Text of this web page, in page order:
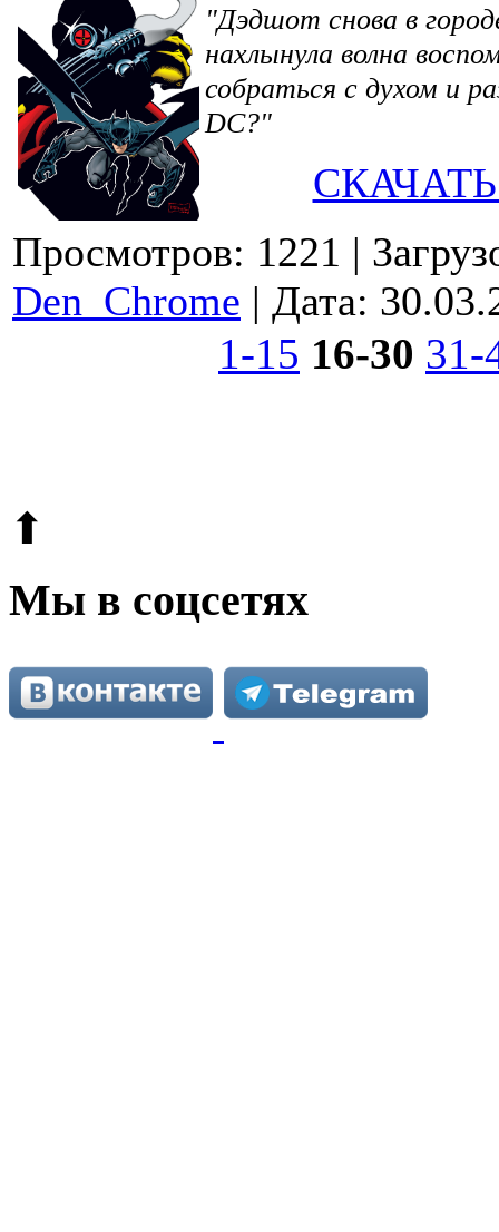
"Дэдшот снова в
нахлынула волна
собраться с духом и
DC?"
Просмотров: 1221 |
Den_Chrome | Дата:
1-15 16-30 31-
⬆
Мы в соцсетях